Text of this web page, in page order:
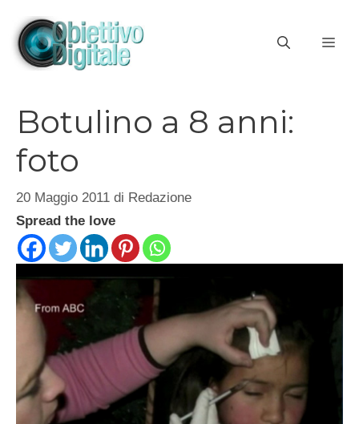
contenuto
Botulino a 8 anni:
foto
20 Maggio 2011 di Redazione
Spread the love